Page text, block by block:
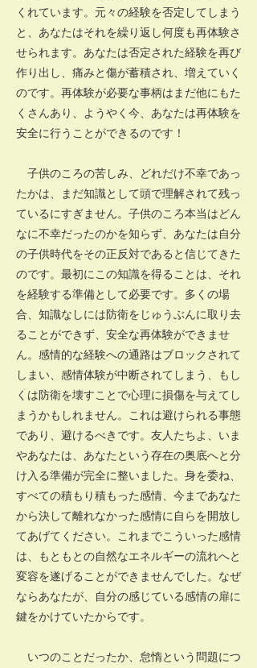
くれています。元々の経験を否定してしまう
と、あなたはそれを繰り返し何度も再体験さ
せられます。あなたは否定された経験を再び
作り出し、痛みと傷が蓄積され、増えていく
のです。再体験が必要な事柄はまだ他にもた
くさんあり、ようやく今、あなたは再体験を
安全に行うことができるのです！
子供のころの苦しみ、どれだけ不幸であっ
たかは、まだ知識として頭で理解されて残っ
ているにすぎません。子供のころ本当はどん
なに不幸だったのかを知らず、あなたは自分
の子供時代をその正反対であると信じてきた
のです。最初にこの知識を得ることは、それ
を経験する準備として必要です。多くの場
合、知識なしには防衛をじゅうぶんに取り去
ることができず、安全な再体験ができませ
ん。感情的な経験への通路はブロックされて
しまい、感情体験が中断されてしまう、もし
くは防衛を壊すことで心理に損傷を与えてし
まうかもしれません。これは避けられる事態
であり、避けるべきです。友人たちよ、いま
やあなたは、あなたという存在の奥底へと分
け入る準備が完全に整いました。身を委ね、
すべての積もり積もった感情、今まであなた
から決して離れなかった感情に自らを開放し
てあげてください。これまでこういった感情
は、もともとの自然なエネルギーの流れへと
変容を遂げることができませんでした。なぜ
ならあなたが、自分の感じている感情の扉に
鍵をかけていたからです。
いつのことだったか、怠惰という問題につ